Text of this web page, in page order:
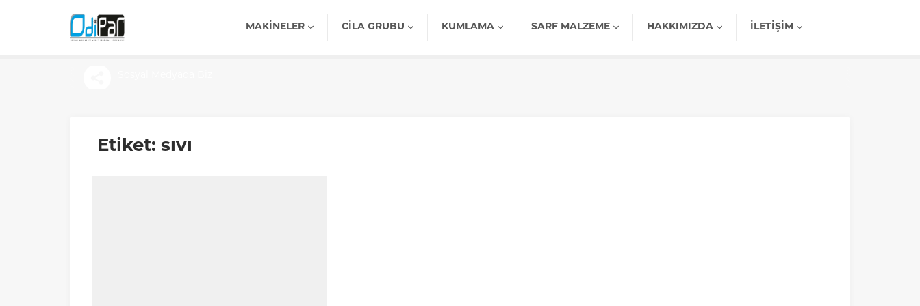
MAKINELER CILA GRUBU KUMLAMA SARF MALZEME HAKKIMIZDA İLETIŞIM
Etiket: sıvı